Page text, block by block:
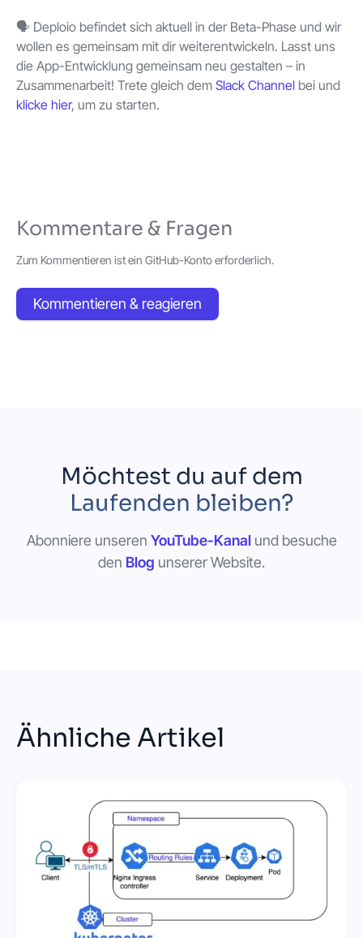
🗣 Deploio befindet sich aktuell in der Beta-Phase und wir
wollen es gemeinsam mit dir weiterentwickeln. Lasst uns
die App-Entwicklung gemeinsam neu gestalten – in
Zusammenarbeit! Trete gleich dem Slack Channel bei und
klicke hier, um zu starten.
Kommentare & Fragen
Zum Kommentieren ist ein GitHub-Konto erforderlich.
Kommentieren & reagieren
Möchtest du auf dem
Laufenden bleiben?
Abonniere unseren YouTube-Kanalund besuche
den Blog unserer Website.
Ähnliche Artikel